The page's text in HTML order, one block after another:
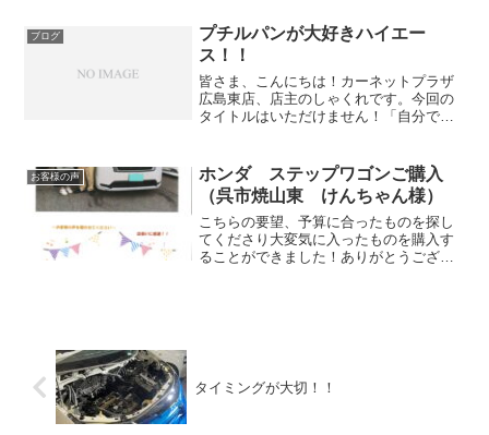
なんですが、今、装着されている２０イ
ンチのタイヤホイールは以...
ブログ
プチルパンが大好きハイエー
ス！！
皆さま、こんにちは！カーネットプラザ
広島東店、店主のしゃくれです。今回の
タイトルはいただけません！「自分で言
どこで？の人が多いと思います！！！特
にひどいのは、都市圏で一...
お客様の声
ホンダ ステップワゴンご購入
（呉市焼山東 けんちゃん様）
こちらの要望、予算に合ったものを探し
てくださり大変気に入ったものを購入す
ることができました！ありがとうござい
タイミングが大切！！